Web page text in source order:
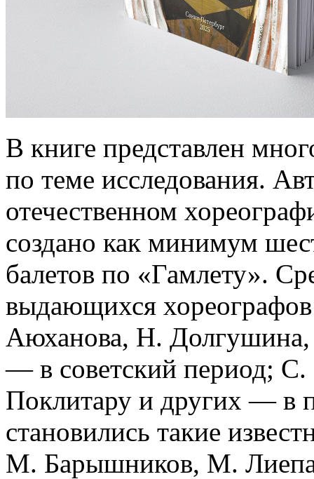
В книге представлен
по теме исследования.
отечественном
создано как минимум
балетов по «Гамлету».
выдающихся
Аюханова, Н.
— в советский период;
Поклитару и других — в
становились такие
М. Барышников, М.